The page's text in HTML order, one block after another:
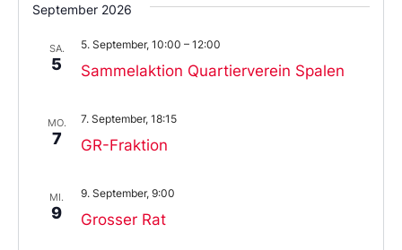
September 2026
SA.
5 Sammelaktion Quartierverein Spalen
5. September, 10:00 – 12:00
MO.
7 GR-Fraktion
7. September, 18:15
MI.
9 Grosser Rat
9. September, 9:00